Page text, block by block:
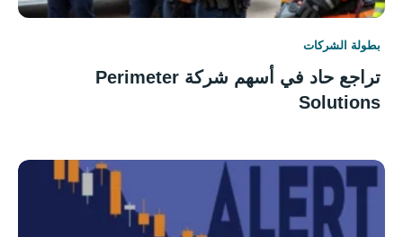
بطولة الشركات
تراجع حاد في أسهم شركة Perimeter
Solutions